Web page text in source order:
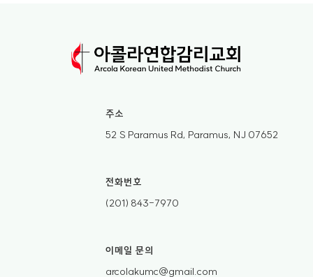
주소
52 S Paramus Rd, Paramus, NJ 07652
전화번호
(201) 843-7970
이메일 문의
arcolakumc@gmail.com